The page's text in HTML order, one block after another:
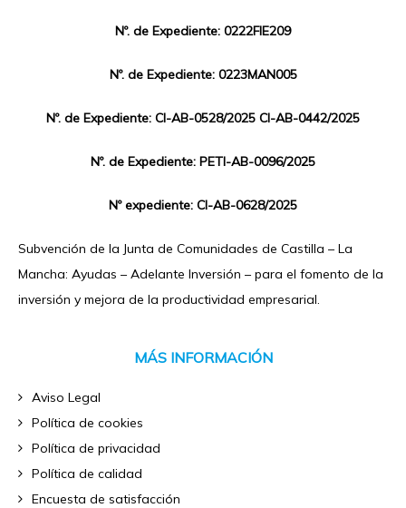
Nº. de Expediente: 0222FIE209
Nº. de Expediente: 0223MAN005
Nº. de Expediente: CI-AB-0528/2025 CI-AB-0442/2025
Nº. de Expediente: PETI-AB-0096/2025
Nº expediente: CI-AB-0628/2025
Subvención de la Junta de Comunidades de Castilla – La
Mancha: Ayudas – Adelante Inversión – para el fomento de la
inversión y mejora de la productividad empresarial.
MÁS INFORMACIÓN
Aviso Legal
Política de cookies
Política de privacidad
Política de calidad
Encuesta de satisfacción